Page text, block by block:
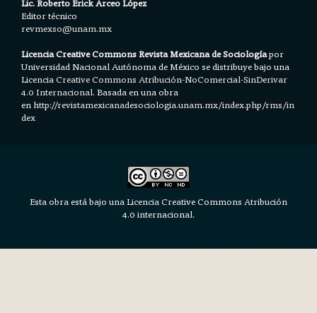
Editor técnico
revmexso@unam.mx
Licencia Creative Commons Revista Mexicana de Sociologíapor
Universidad Nacional Autónoma de México se distribuye bajo una
LicenciaCreative Commons Atribución-NoComercial-SinDerivar
4.0 Internacional.Basada en una obra
en http://revistamexicanadesociologia.unam.mx/index.php/rms/in
dex
Esta obra está bajo una Licencia Creative Commons Atribución
4.0 internacional.